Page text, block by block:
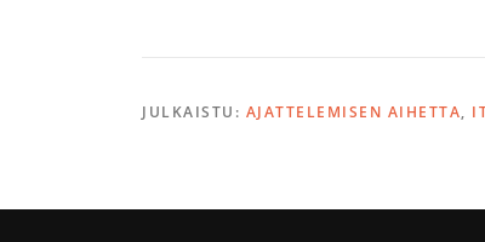
JULKAISTU: AJATTELEMISEN AIHETTA,